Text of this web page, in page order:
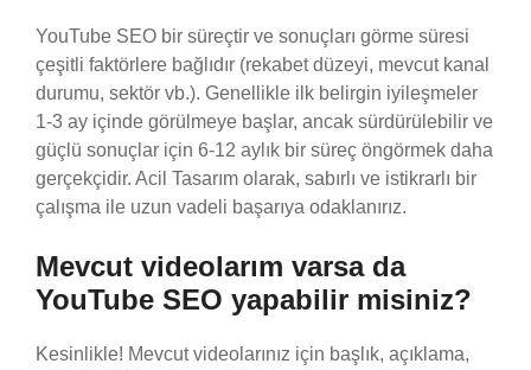
YouTube SEO bir süreçtir ve sonuçları görme süresi
çeşitli faktörlere bağlıdır (rekabet düzeyi, mevcut kanal
durumu, sektör vb.). Genellikle ilk belirgin iyileşmeler
1-3 ay içinde görülmeye başlar, ancak sürdürülebilir ve
güçlü sonuçlar için 6-12 aylık bir süreç öngörmek daha
gerçekçidir. Acil Tasarım olarak, sabırlı ve istikrarlı bir
çalışma ile uzun vadeli başarıya odaklanırız.
Mevcut videolarım varsa da
YouTube SEO yapabilir misiniz?
Kesinlikle! Mevcut videolarınız için başlık, açıklama,